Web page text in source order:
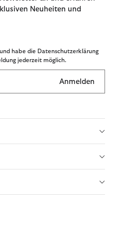
Neuheiten und
habe die Datenschutzerklärung
jederzeit möglich.
Anmelden